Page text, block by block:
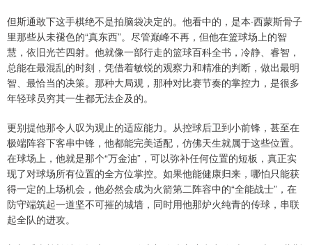
但斯通敢下这手棋绝不是拍脑袋决定的。他看中的，是本·西蒙斯骨子
里那些从未褪色的“真东西”。尽管巅峰不再，但他在篮球场上的智
慧，依旧光芒四射。他就像一部行走的篮球百科全书，冷静、睿智，
总能在最混乱的时刻，凭借着敏锐的观察力和精准的判断，做出最明
智、最恰当的决策。那种大局观，那种对比赛节奏的掌控力，是很多
年轻球员穷其一生都无法企及的。
更别提他那令人叹为观止的适应能力。从控球后卫到小前锋，甚至在
极端阵容下客串中锋，他都能完美适配，仿佛天生就属于这些位置。
在球场上，他就是那个“万金油”，可以弥补任何位置的短板，真正实
现了对球场所有位置的全方位掌控。如果他能健康归来，哪怕只能获
得一定的上场机会，他必然会成为火箭第二阵容中的“全能战士”，在
防守端筑起一道坚不可摧的城墙，同时用他那炉火纯青的传球，串联
起全队的进攻。